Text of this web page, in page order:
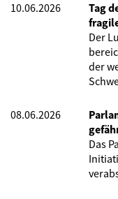
10.06.2026
Tag
Der
der
08.06.2026
Das